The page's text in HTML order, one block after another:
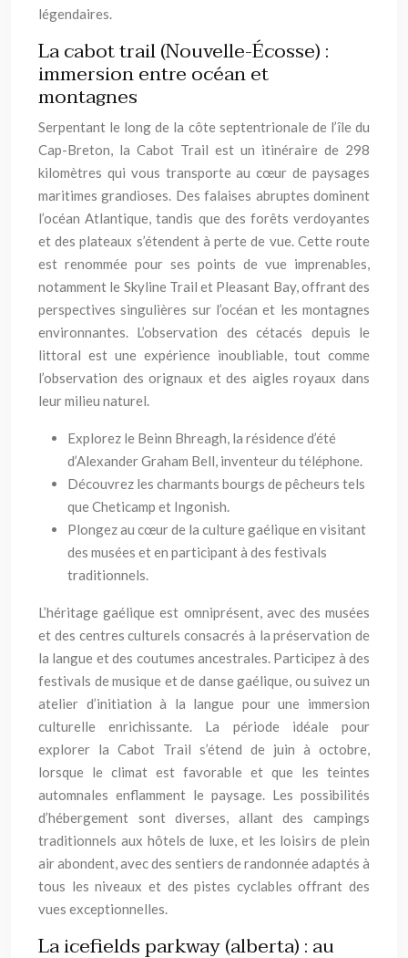
légendaires.
La cabot trail (Nouvelle-Écosse) :
immersion entre océan et
montagnes
Serpentant le long de la côte septentrionale de l’île du
Cap-Breton, la Cabot Trail est un itinéraire de 298
kilomètres qui vous transporte au cœur de paysages
maritimes grandioses. Des falaises abruptes dominent
l’océan Atlantique, tandis que des forêts verdoyantes
et des plateaux s’étendent à perte de vue. Cette route
est renommée pour ses points de vue imprenables,
notamment le Skyline Trail et Pleasant Bay, offrant des
perspectives singulières sur l’océan et les montagnes
environnantes. L’observation des cétacés depuis le
littoral est une expérience inoubliable, tout comme
l’observation des orignaux et des aigles royaux dans
leur milieu naturel.
Explorez le Beinn Bhreagh, la résidence d’été
d’Alexander Graham Bell, inventeur du téléphone.
Découvrez les charmants bourgs de pêcheurs tels
que Cheticamp et Ingonish.
Plongez au cœur de la culture gaélique en visitant
des musées et en participant à des festivals
traditionnels.
L’héritage gaélique est omniprésent, avec des musées
et des centres culturels consacrés à la préservation de
la langue et des coutumes ancestrales. Participez à des
festivals de musique et de danse gaélique, ou suivez un
atelier d’initiation à la langue pour une immersion
culturelle enrichissante. La période idéale pour
explorer la Cabot Trail s’étend de juin à octobre,
lorsque le climat est favorable et que les teintes
automnales enflamment le paysage. Les possibilités
d’hébergement sont diverses, allant des campings
traditionnels aux hôtels de luxe, et les loisirs de plein
air abondent, avec des sentiers de randonnée adaptés à
tous les niveaux et des pistes cyclables offrant des
vues exceptionnelles.
La icefields parkway (alberta) : au